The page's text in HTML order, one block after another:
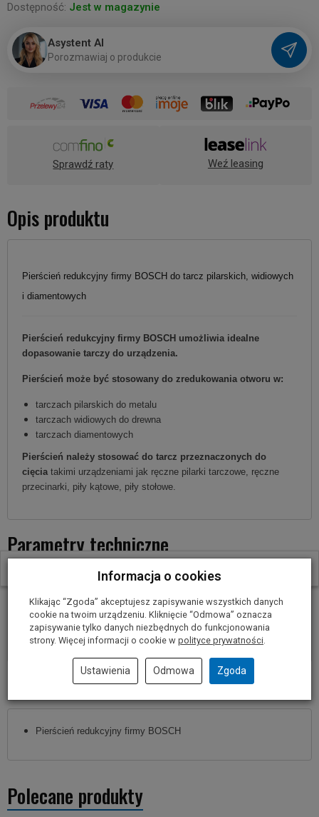
Dostępność: Jest w magazynie
Asystent AI
Porozmawiaj o produkcie
Sprawdź raty Weź leasing
Opis produktu
Pierścień redukcyjny firmy BOSCH do tarcz pilarskich, widiowych
i diamentowych
Pierścień redukcyjny firmy BOSCH umożliwia idealne
dopasowanie tarczy do urządzenia.
Pierścień może być stosowany do zredukowania otworu w:
tarczach pilarskich do metalu
tarczach widiowych do drewna
tarczach diamentowych
Pierścień należy stosować do tarcz przeznaczonych do
cięcia takimi urządzeniami jak ręczne pilarki tarczowe, ręczne
przecinarki, piły kątowe, piły stołowe.
Parametry techniczne
Średnica otworu wewnętrznego:20 mm
Grubość pierścienia:1,2 mm
Grubość korpusu tarczy tnącej:1,4 - 1,7 mm
Dostawa zawiera
Pierścień redukcyjny firmy BOSCH
Polecane produkty
W ostatnich 30 dniach produktem interesuje się
Informacja o cookies
Klikając “Zgoda” akceptujesz zapisywanie wszystkich danych
cookie na twoim urządzeniu. Kliknięcie “Odmowa” oznacza
zapisywanie tylko danych niezbędnych do funkcjonowania
strony. Więcej informacji o cookie w polityce prywatności.
Ustawienia Odmowa Zgoda